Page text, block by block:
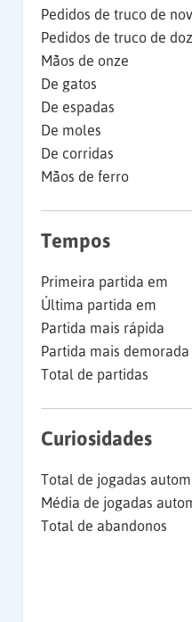
Pedidos de truco de
Pedidos de truco de
Mãos de onze
De gatos
De espadas
De moles
De corridas
Mãos de ferro
Tempos
Primeira partida em
Última partida em
Partida mais rápida
Partida mais demorada
Total de partidas
Curiosidades
Total de jogadas
Média de jogadas
Total de abandonos